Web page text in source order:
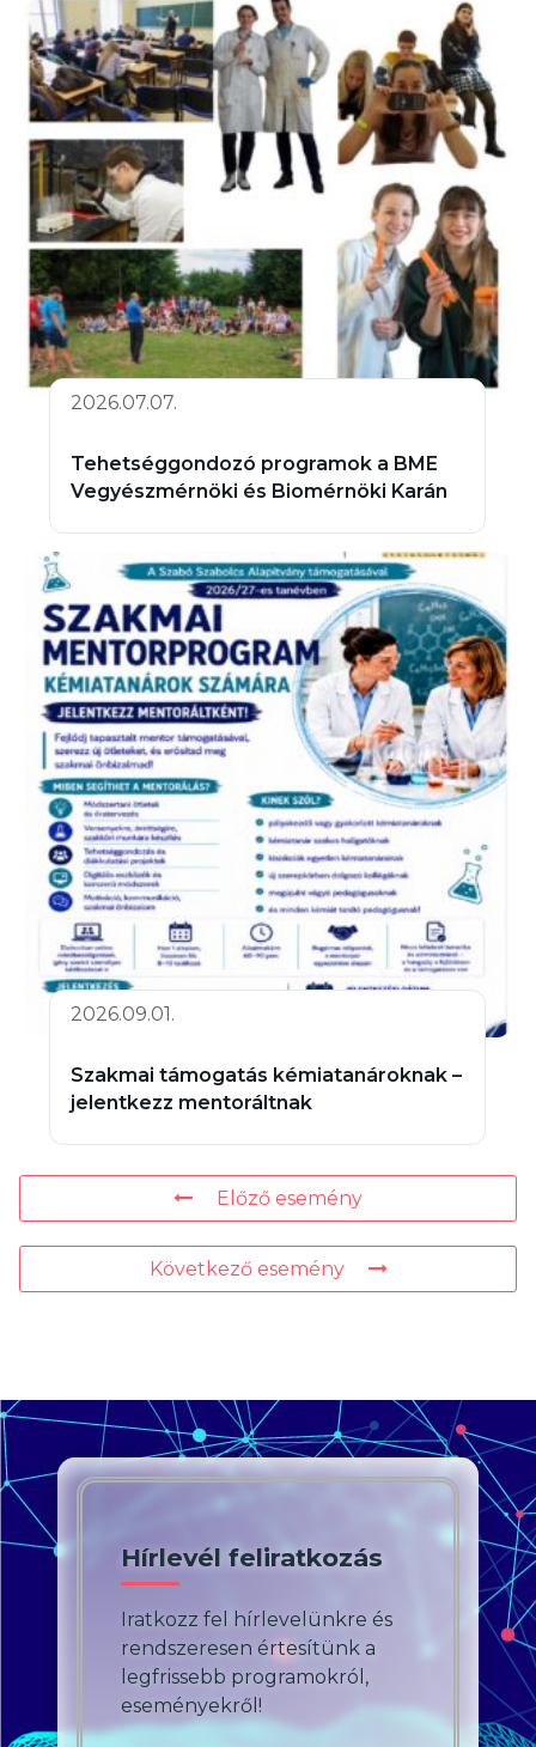
2026.07.07.
Tehetséggondozó programok a BME
Vegyészmérnöki és Biomérnöki Karán
2026.09.01.
Szakmai támogatás kémiatanároknak –
jelentkezz mentoráltnak
Előző esemény
Következő esemény
Hírlevél feliratkozás
Iratkozz fel hírlevelünkre és
rendszeresen értesítünk a
legfrissebb programokról,
eseményekről!